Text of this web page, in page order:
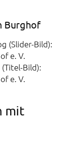
Burghof
(Slider-Bild):
e. V.
Bild):
e. V.
mit